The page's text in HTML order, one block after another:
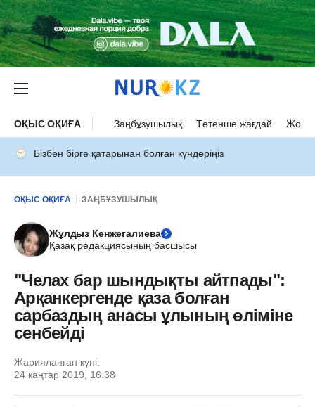
ОҚЫС ОҚИҒА Заңбұзушылық Төтенше жағдай Жол
Бізбен бірге қатарынан болған күндеріңіз
ОҚЫС ОҚИҒА ЗАҢБҰЗУШЫЛЫҚ
Жұлдыз Кенжегалиева
Қазақ редакциясының басшысы
"Челах бар шындықты айтпады":
Арқанкергенде қаза болған
сарбаздың анасы ұлының өліміне
сенбейді
Жарияланған күні:
24 қаңтар 2019, 16:38